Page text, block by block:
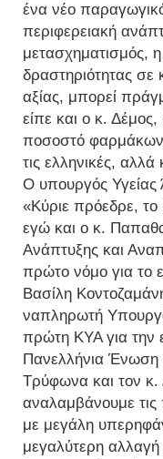
ένα νέο
περιφερειακή
μετασχηματισμός,
δραστηριότητας σε
αξίας, μπορεί
είπε και ο κ.
ποσοστό
τις ελληνικές,
Ο υπουργός Υγείας
«Κύριε πρόεδρε, το
εγώ και ο κ.
Ανάπτυξης και
πρώτο νόμο για το
Βασίλη
ναπληρωτή
πρώτη ΚΥΑ για την
Πανελλήνια Ένωση
Τρύφωνα και τον κ.
αναλαμβάνουμε τις
με μεγάλη
μεγαλύτερη